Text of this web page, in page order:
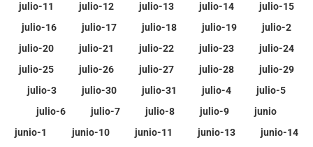
julio-11
julio-12 julio-13 julio-14
julio-15
julio-16
julio-17 julio-18 julio-19
julio-2
julio-20
julio-21 julio-22 julio-23
julio-24
julio-25
julio-26 julio-27 julio-28
julio-29
julio-3
julio-30 julio-31 julio-4
julio-5
julio-6
julio-7 julio-8 julio-9
junio
junio-1
junio-10 junio-11 junio-13
junio-14